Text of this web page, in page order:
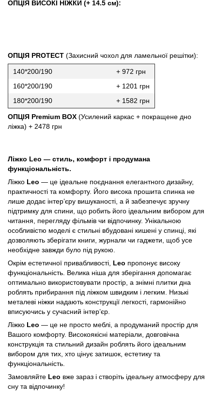
ОПЦІЯ ВИСОКІ НІЖКИ (+ 14.5 см):
ОПЦІЯ PROTECT (Захисний чохол для ламельної решітки):
140*200/190
+ 972 грн
160*200/190
+ 1201 грн
180*200/190
+ 1582 грн
ОПЦІЯ Premium BOX (Усилений каркас + покращене дно
ліжка) + 2478 грн
Ліжко Leo — стиль, комфорт і продумана
функціональність.
Ліжко Leo — це ідеальне поєднання елегантного дизайну,
практичності та комфорту. Його висока прошита спинка не
лише додає інтер’єру вишуканості, а й забезпечує зручну
підтримку для спини, що робить його ідеальним вибором для
читання, перегляду фільмів чи відпочинку. Унікальною
особливістю моделі є стильні вбудовані кишені у спинці, які
дозволяють зберігати книги, журнали чи гаджети, щоб усе
необхідне завжди було під рукою.
Окрім естетичної привабливості, Leo пропонує високу
функціональність. Велика ніша для зберігання допомагає
оптимально використовувати простір, а знімні плитки дна
роблять прибирання під ліжком швидким і легким. Низькі
металеві ніжки надають конструкції легкості, гармонійно
вписуючись у сучасний інтер’єр.
Ліжко Leo — це не просто меблі, а продуманий простір для
Вашого комфорту. Високоякісні матеріали, довговічна
конструкція та стильний дизайн роблять його ідеальним
вибором для тих, хто цінує затишок, естетику та
функціональність.
Замовляйте Leo вже зараз і створіть ідеальну атмосферу для
сну та відпочинку!